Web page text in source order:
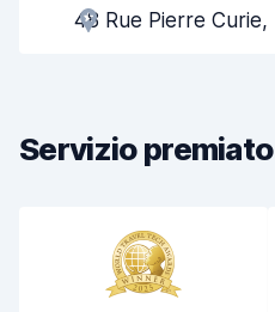
Rapidità del ritiro
Pulizia del veicolo
48 Rue Pierre Curie,
Servizio premiato